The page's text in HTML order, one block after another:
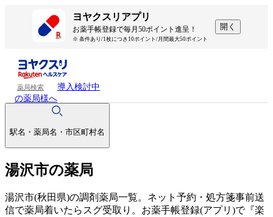
ヨヤクスリアプリ
お薬手帳登録で毎月50ポイント進呈！
※ 条件あり/1枚につき10ポイント/月間最大50ポイント
開く
薬局検索
導入検討中
の薬局様へ
駅名・薬局名・市区町村名
湯沢市の薬局
湯沢市(秋田県)の調剤薬局一覧。ネット予約・処方箋事前送
信で薬局着いたらスグ受取り。お薬手帳登録(アプリ)で『楽